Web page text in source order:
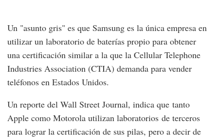
Un "asunto gris" es que Samsung es la única empresa en
utilizar un laboratorio de baterías propio para obtener
una certificación similar a la que la Cellular Telephone
Industries Association (CTIA) demanda para vender
teléfonos en Estados Unidos.
Un reporte del Wall Street Journal, indica que tanto
Apple como Motorola utilizan laboratorios de terceros
para lograr la certificación de sus pilas, pero a decir de